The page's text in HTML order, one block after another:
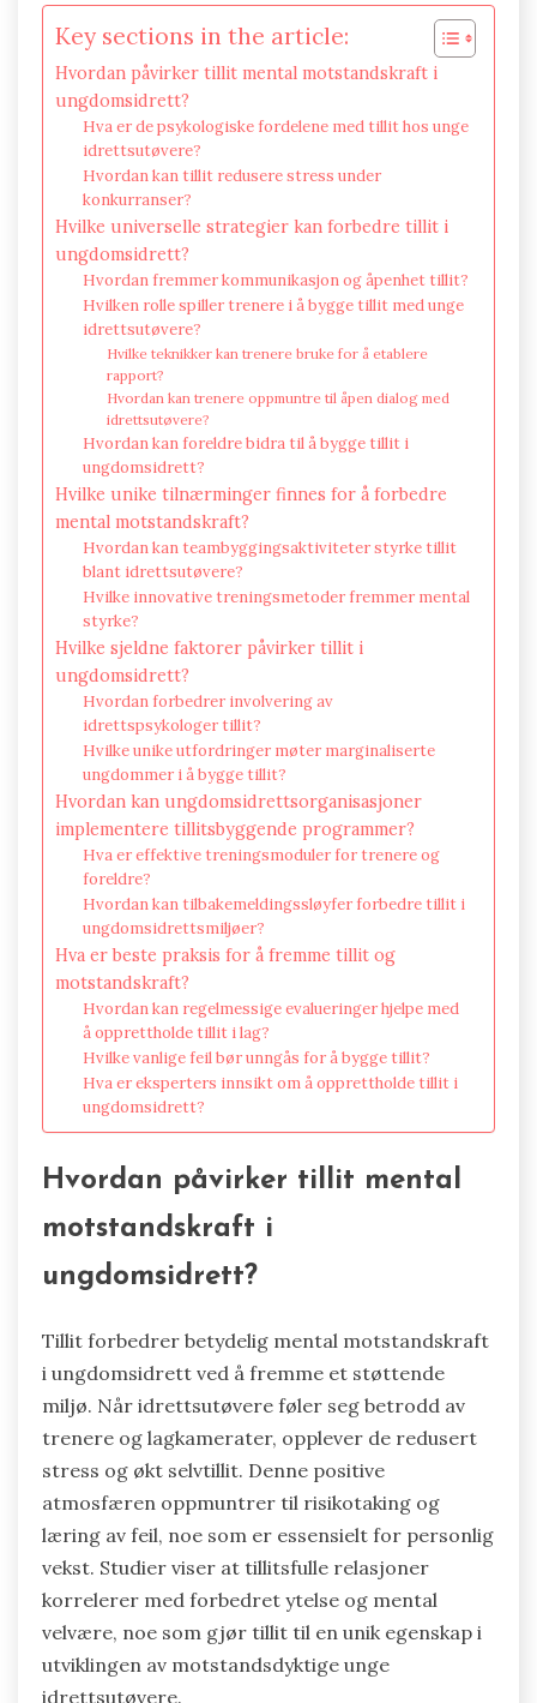
Key sections in the article:
Hvordan påvirker tillit mental motstandskraft i
ungdomsidrett?
Hva er de psykologiske fordelene med tillit hos unge
idrettsutøvere?
Hvordan kan tillit redusere stress under
konkurranser?
Hvilke universelle strategier kan forbedre tillit i
ungdomsidrett?
Hvordan fremmer kommunikasjon og åpenhet tillit?
Hvilken rolle spiller trenere i å bygge tillit med unge
idrettsutøvere?
Hvilke teknikker kan trenere bruke for å etablere
rapport?
Hvordan kan trenere oppmuntre til åpen dialog med
idrettsutøvere?
Hvordan kan foreldre bidra til å bygge tillit i
ungdomsidrett?
Hvilke unike tilnærminger finnes for å forbedre
mental motstandskraft?
Hvordan kan teambyggingsaktiviteter styrke tillit
blant idrettsutøvere?
Hvilke innovative treningsmetoder fremmer mental
styrke?
Hvilke sjeldne faktorer påvirker tillit i
ungdomsidrett?
Hvordan forbedrer involvering av
idrettspsykologer tillit?
Hvilke unike utfordringer møter marginaliserte
ungdommer i å bygge tillit?
Hvordan kan ungdomsidrettsorganisasjoner
implementere tillitsbyggende programmer?
Hva er effektive treningsmoduler for trenere og
foreldre?
Hvordan kan tilbakemeldingssløyfer forbedre tillit i
ungdomsidrettsmiljøer?
Hva er beste praksis for å fremme tillit og
motstandskraft?
Hvordan kan regelmessige evalueringer hjelpe med
å opprettholde tillit i lag?
Hvilke vanlige feil bør unngås for å bygge tillit?
Hva er eksperters innsikt om å opprettholde tillit i
ungdomsidrett?
Hvordan påvirker tillit mental
motstandskraft i
ungdomsidrett?
Tillit forbedrer betydelig mental motstandskraft
i ungdomsidrett ved å fremme et støttende
miljø. Når idrettsutøvere føler seg betrodd av
trenere og lagkamerater, opplever de redusert
stress og økt selvtillit. Denne positive
atmosfæren oppmuntrer til risikotaking og
læring av feil, noe som er essensielt for personlig
vekst. Studier viser at tillitsfulle relasjoner
korrelerer med forbedret ytelse og mental
velvære, noe som gjør tillit til en unik egenskap i
utviklingen av motstandsdyktige unge
idrettsutøvere.